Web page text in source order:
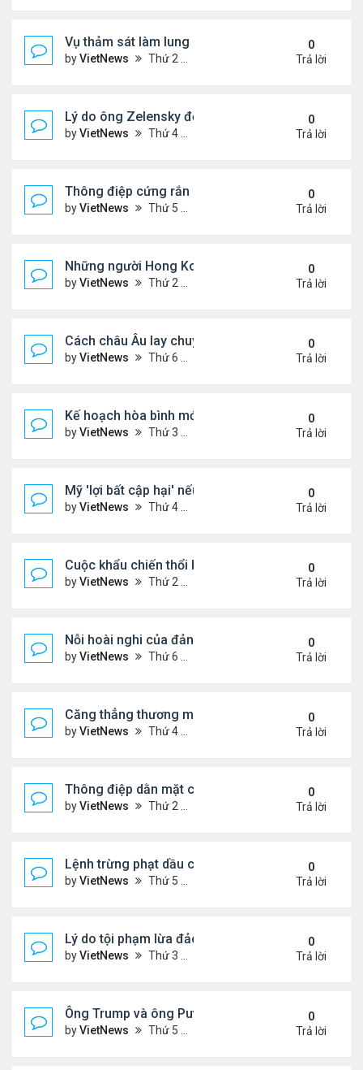
Vụ thảm sát làm lung lay niềm tin với luật kiểm
byVietNews Thứ 2 Tháng 12 15, 2025 4:16 pm
0
Trả lời
Lý do ông Zelensky đổi lập trường về bầu cử tổng
byVietNews Thứ 4 Tháng 12 10, 2025 5:48 pm
0
Trả lời
Thông điệp cứng rắn của ông Putin trong xung
byVietNews Thứ 5 Tháng 12 04, 2025 4:20 pm
0
Trả lời
Những người Hong Kong trắng tay sau thảm họa
byVietNews Thứ 2 Tháng 12 01, 2025 5:49 pm
0
Trả lời
Cách châu Âu lay chuyển Mỹ về kế hoạch hòa
byVietNews Thứ 6 Tháng 11 28, 2025 4:28 pm
0
Trả lời
Kế hoạch hòa bình mới thử thách khả năng ứng
byVietNews Thứ 3 Tháng 11 25, 2025 6:48 pm
0
Trả lời
Mỹ 'lợi bất cập hại' nếu can thiệp quân sự vào
byVietNews Thứ 4 Tháng 11 19, 2025 4:49 pm
0
Trả lời
Cuộc khẩu chiến thổi bùng căng thẳng Trung -
byVietNews Thứ 2 Tháng 11 17, 2025 9:39 am
0
Trả lời
Nỗi hoài nghi của đảng Cộng hòa sau loạt thất
byVietNews Thứ 6 Tháng 11 07, 2025 4:39 pm
0
Trả lời
Căng thẳng thương mại sẽ đốt nóng cuộc gặp
byVietNews Thứ 4 Tháng 10 29, 2025 5:40 pm
0
Trả lời
Thông điệp dằn mặt của Washington khi điều
byVietNews Thứ 2 Tháng 10 27, 2025 5:06 pm
0
Trả lời
Lệnh trừng phạt dầu của ông Trump có thể giáng
byVietNews Thứ 5 Tháng 10 23, 2025 5:12 pm
0
Trả lời
Lý do tội phạm lừa đảo ở Campuchia nhắm đến
byVietNews Thứ 3 Tháng 10 21, 2025 4:40 pm
0
Trả lời
Ông Trump và ông Putin điện đàm, nhất trí gặp
byVietNews Thứ 5 Tháng 10 16, 2025 5:15 pm
0
Trả lời